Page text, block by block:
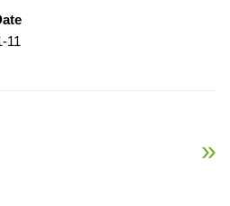
11
函数MySQL EXTRACT() 函